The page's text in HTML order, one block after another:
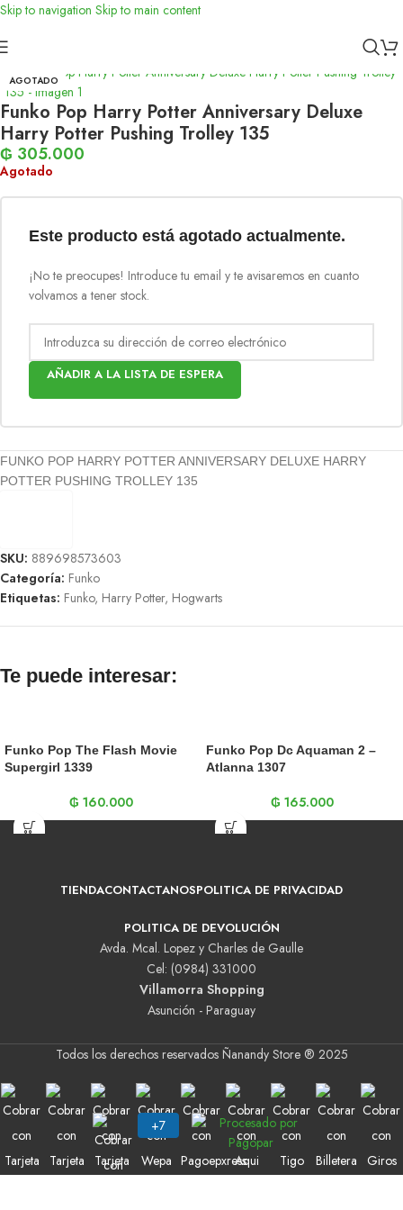
Skip to navigation Skip to main content
Inicio
AGOTADO
Funko Pop Harry Potter Anniversary Deluxe
Harry Potter Pushing Trolley 135
₲ 305.000
Agotado
Este producto está agotado actualmente.
¡No te preocupes! Introduce tu email y te avisaremos en cuanto
volvamos a tener stock.
AÑADIR A LA LISTA DE ESPERA
FUNKO POP HARRY POTTER ANNIVERSARY DELUXE HARRY
POTTER PUSHING TROLLEY 135
SKU: 889698573603
Categoría: Funko
Etiquetas: Funko, Harry Potter, Hogwarts
Te puede interesar:
Funko Pop The Flash Movie
Supergirl 1339
₲ 160.000
Funko Pop Dc Aquaman 2 –
Atlanna 1307
₲ 165.000
TIENDACONTACTANOSPOLITICA DE PRIVACIDAD
POLITICA DE DEVOLUCIÓN
Avda. Mcal. Lopez y Charles de Gaulle
Cel: (0984) 331000
Villamorra Shopping
Asunción - Paraguay
Todos los derechos reservados Ñanandy Store ® 2025
Buscar